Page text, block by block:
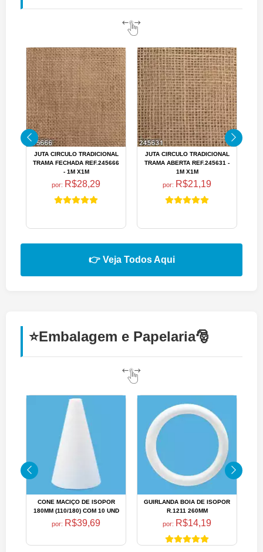
JUTA CIRCULO TRADICIONAL
TRAMA FECHADA REF.245666
- 1M X1M
por: R$28,29
JUTA CIRCULO TRADICIONAL
TRAMA ABERTA REF.245631 -
1M X1M
por: R$21,19
👉 Veja Todos Aqui
⭐Embalagem e Papelaria🎅
CONE MACIÇO DE ISOPOR
180MM (110/180) COM 10 UND
por: R$39,69
GUIRLANDA BOIA DE ISOPOR
R.1211 260MM
por: R$14,19